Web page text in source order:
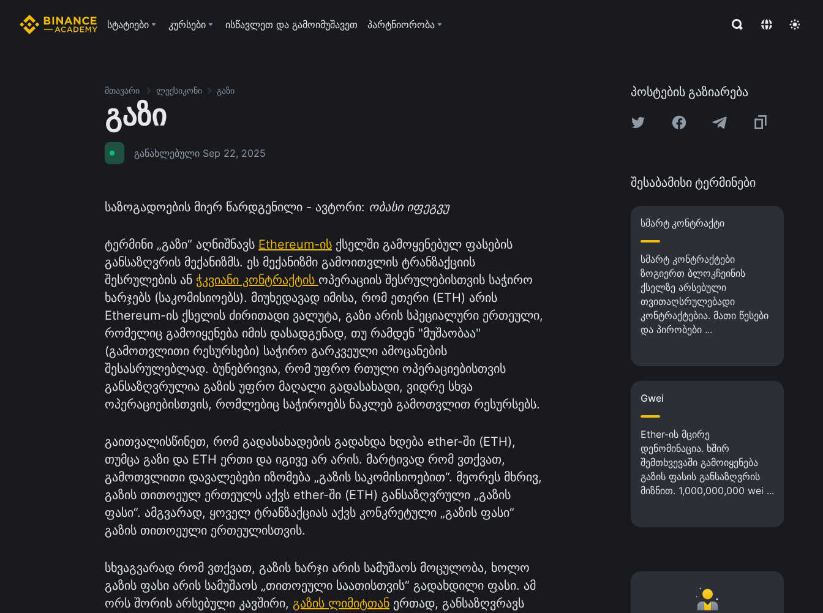
სტატიები კურსები ისწავლეთ და გამოიმუშავეთ პარტნიორობა
მთავარი ლექსიკონი გაზი
გაზი
განახლებული Sep 22, 2025
საზოგადოების მიერ წარდგენილი - ავტორი: ობასი იფეგვუ
ტერმინი „გაზი“ აღნიშნავს Ethereum-ის ქსელში გამოყენებულ ფასების
განსაზღვრის მექანიზმს. ეს მექანიზმი გამოითვლის ტრანზაქციის
შესრულების ან ჭკვიანი კონტრაქტის ოპერაციის შესრულებისთვის საჭირო
ხარჯებს (საკომისიოებს). მიუხედავად იმისა, რომ ეთერი (ETH) არის
Ethereum-ის ქსელის ძირითადი ვალუტა, გაზი არის სპეციალური ერთეული,
რომელიც გამოიყენება იმის დასადგენად, თუ რამდენ "მუშაობაა"
(გამოთვლითი რესურსები) საჭირო გარკვეული ამოცანების
შესასრულებლად. ბუნებრივია, რომ უფრო რთული ოპერაციებისთვის
განსაზღვრულია გაზის უფრო მაღალი გადასახადი, ვიდრე სხვა
ოპერაციებისთვის, რომლებიც საჭიროებს ნაკლებ გამოთვლით რესურსებს.
გაითვალისწინეთ, რომ გადასახადების გადახდა ხდება ether-ში (ETH),
თუმცა გაზი და ETH ერთი და იგივე არ არის. მარტივად რომ ვთქვათ,
გამოთვლითი დავალებები იზომება „გაზის საკომისიოებით“. მეორეს მხრივ,
გაზის თითოეულ ერთეულს აქვს ether-ში (ETH) განსაზღვრული „გაზის
ფასი“. ამგვარად, ყოველ ტრანზაქციას აქვს კონკრეტული „გაზის ფასი“
გაზის თითოეული ერთეულისთვის.
სხვაგვარად რომ ვთქვათ, გაზის ხარჯი არის სამუშაოს მოცულობა, ხოლო
გაზის ფასი არის სამუშაოს „თითოეული საათისთვის“ გადახდილი ფასი. ამ
ორს შორის არსებული კავშირი, გაზის ლიმიტთან ერთად, განსაზღვრავს
პოსტების გაზიარება
შესაბამისი ტერმინები
სმარტ კონტრაქტი
სმარტ კონტრაქტები
ზოგიერთ ბლოკჩეინის
ქსელზე არსებული
თვითაღსრულებადი
კონტრაქტებია. მათი წესები
და პირობები ...
Gwei
Ether-ის მცირე
დენომინაცია. ხშირ
შემთხვევაში გამოიყენება
გაზის ფასის განსაზღვრის
მიზნით. 1,000,000,000 wei ...